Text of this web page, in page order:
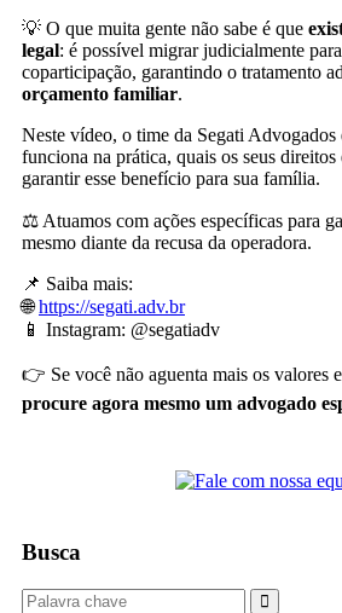
💡 O que muita gente não sabe é que
legal: é possível migrar judicialmente
coparticipação, garantindo o tratamento
orçamento familiar.
Neste vídeo, o time da Segati
funciona na prática, quais os seus direitos
garantir esse benefício para sua família.
⚖️ Atuamos com ações específicas para
mesmo diante da recusa da operadora.
📌 Saiba mais:
🌐https://segati.adv.br
📱 Instagram: @segatiadv
👉 Se você não aguenta mais os valores
procure agora mesmo um advogado
Busca